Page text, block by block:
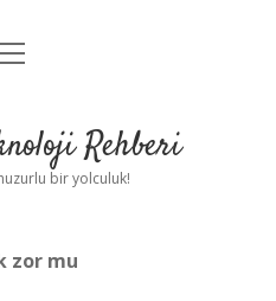
Uyarı Rehberi
bir yolculuk!
zor mu